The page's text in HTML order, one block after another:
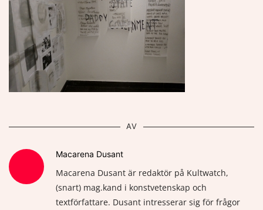
AV
Macarena Dusant
Macarena Dusant är redaktör på Kultwatch,
(snart) mag.kand i konstvetenskap och
textförfattare. Dusant intresserar sig för frågor